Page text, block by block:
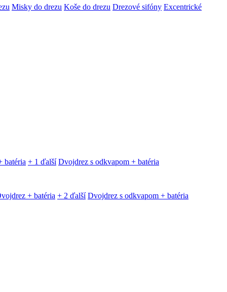
Misky do drezu Koše do drezu Drezové sifóny Excentrické
batéria + 1 ďalší Dvojdrez s odkvapom + batéria
+ batéria + 2 ďalší Dvojdrez s odkvapom + batéria